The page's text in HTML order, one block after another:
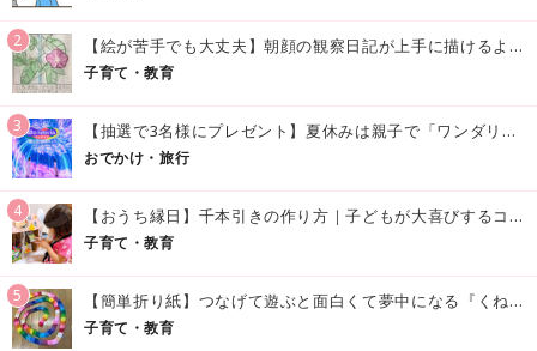
2 【絵が苦手でも大丈夫】朝顔の観察日記が上手に描けるようになる方法｜イラスト付き
子育て・教育
3 【抽選で3名様にプレゼント】夏休みは親子で「ワンダリア横浜」へ！涼しく学んで遊べる話題の没入型施設をご紹介
おでかけ・旅行
4 【おうち縁日】千本引きの作り方｜子どもが大喜びするコツやアイデア♪
子育て・教育
5 【簡単折り紙】つなげて遊ぶと面白くて夢中になる『くねくねへびさんの作り方』
子育て・教育